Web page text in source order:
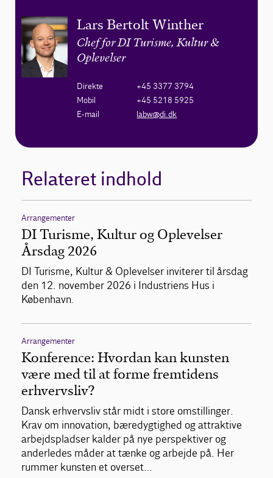
Lars Bertolt Winther
Chef for DI Turisme, Kultur &
Oplevelser
Direkte
+45 3377 3794
Mobil
+45 5218 5925
E-mail
labw@di.dk
Relateret indhold
Arrangementer
DI Turisme, Kultur og Oplevelser
Årsdag 2026
DI Turisme, Kultur & Oplevelser inviterer til årsdag
den 12. november 2026 i Industriens Hus i
København.
Arrangementer
Konference: Hvordan kan kunsten
være med til at forme fremtidens
erhvervsliv?
Dansk erhvervsliv står midt i store omstillinger.
Krav om innovation, bæredygtighed og attraktive
arbejdspladser kalder på nye perspektiver og
anderledes måder at tænke og arbejde på. Her
rummer kunsten et overset…